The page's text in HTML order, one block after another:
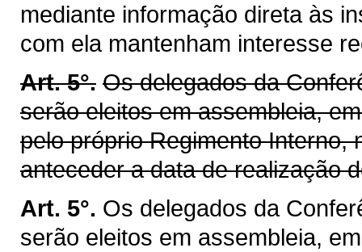
mediante informação direta às
com ela mantenham interesse
Art. 5°. Os delegados da
serão eleitos em assembleia,
pelo próprio Regimento Interno,
anteceder a data de realização
Art. 5°. Os delegados da
serão eleitos em assembleia,